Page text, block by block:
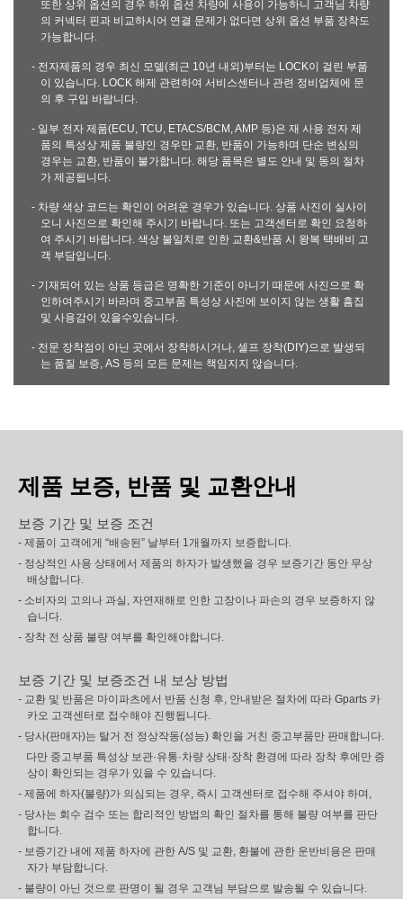
또한 상위 옵션의 경우 하위 옵션 차량에 사용이 가능하니 고객님 차량
의 커넥터 핀과 비교하시어 연결 문제가 없다면 상위 옵션 부품 장착도
가능합니다.
- 전자제품의 경우 최신 모델(최근 10년 내외)부터는 LOCK이 걸린 부품
이 있습니다. LOCK 해제 관련하여 서비스센터나 관련 정비업체에 문
의 후 구입 바랍니다.
- 일부 전자 제품(ECU, TCU, ETACS/BCM, AMP 등)은 재 사용 전자 제
품의 특성상 제품 불량인 경우만 교환, 반품이 가능하며 단순 변심의
경우는 교환, 반품이 불가합니다. 해당 품목은 별도 안내 및 동의 절차
가 제공됩니다.
- 차량 색상 코드는 확인이 어려운 경우가 있습니다. 상품 사진이 실사이
오니 사진으로 확인해 주시기 바랍니다. 또는 고객센터로 확인 요청하
여 주시기 바랍니다. 색상 불일치로 인한 교환&반품 시 왕복 택배비 고
객 부담입니다.
- 기재되어 있는 상품 등급은 명확한 기준이 아니기 때문에 사진으로 확
인하여주시기 바라며 중고부품 특성상 사진에 보이지 않는 생활 흠집
및 사용감이 있을수있습니다.
- 전문 장착점이 아닌 곳에서 장착하시거나, 셀프 장착(DIY)으로 발생되
는 품질 보증, AS 등의 모든 문제는 책임지지 않습니다.
제품 보증, 반품 및 교환안내
보증 기간 및 보증 조건
- 제품이 고객에게 “배송된” 날부터 1개월까지 보증합니다.
- 정상적인 사용 상태에서 제품의 하자가 발생했을 경우 보증기간 동안 무상
배상합니다.
- 소비자의 고의나 과실, 자연재해로 인한 고장이나 파손의 경우 보증하지 않
습니다.
- 장착 전 상품 불량 여부를 확인해야합니다.
보증 기간 및 보증조건 내 보상 방법
- 교환 및 반품은 마이파츠에서 반품 신청 후, 안내받은 절차에 따라 Gparts 카
카오 고객센터로 접수해야 진행됩니다.
- 당사(판매자)는 탈거 전 정상작동(성능) 확인을 거친 중고부품만 판매합니다.
다만 중고부품 특성상 보관·유통·차량 상태·장착 환경에 따라 장착 후에만 증
상이 확인되는 경우가 있을 수 있습니다.
- 제품에 하자(불량)가 의심되는 경우, 즉시 고객센터로 접수해 주셔야 하며,
- 당사는 회수 검수 또는 합리적인 방법의 확인 절차를 통해 불량 여부를 판단
합니다.
- 보증기간 내에 제품 하자에 관한 A/S 및 교환, 환불에 관한 운반비용은 판매
자가 부담합니다.
- 불량이 아닌 것으로 판명이 될 경우 고객님 부담으로 발송될 수 있습니다.